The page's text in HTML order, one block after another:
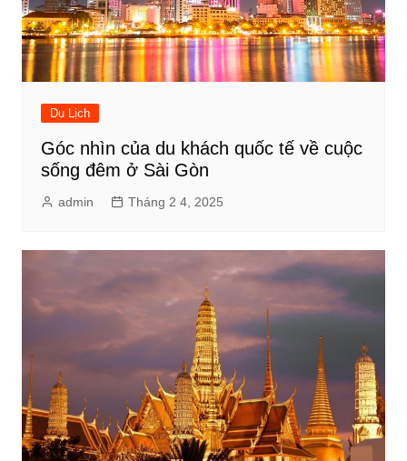
Du Lịch
Góc nhìn của du khách quốc tế về cuộc
sống đêm ở Sài Gòn
admin Tháng 2 4, 2025